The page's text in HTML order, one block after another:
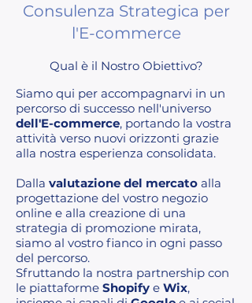
Consulenza Strategica per
l'E-commerce
Qual è il Nostro Obiettivo?
Siamo qui per accompagnarvi in un
percorso di successo nell'universo
dell'E-commerce, portando la vostra
attività verso nuovi orizzonti grazie
alla nostra esperienza consolidata.
Dalla valutazione del mercato alla
progettazione del vostro negozio
online e alla creazione di una
strategia di promozione mirata,
siamo al vostro fianco in ogni passo
del percorso.
Sfruttando la nostra partnership con
le piattaforme Shopify e Wix,